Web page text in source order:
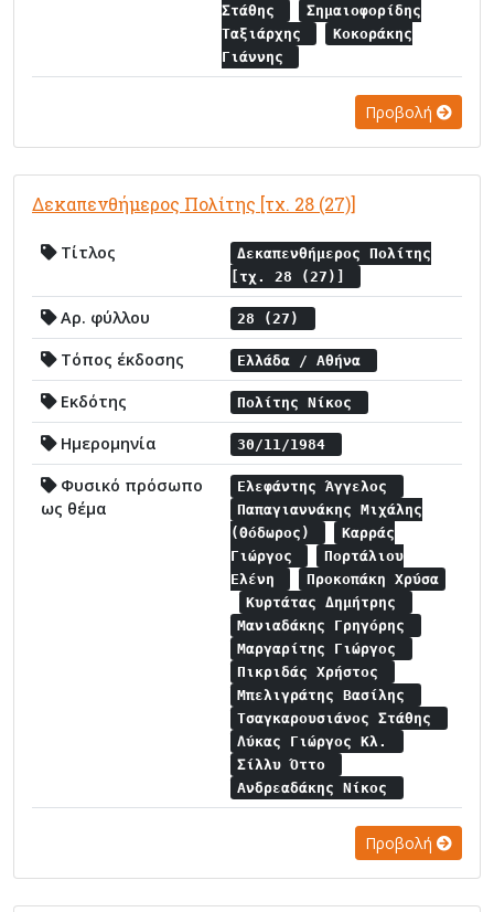
Στάθης
Σημαιοφορίδης
Ταξιάρχης
Κοκοράκης
Γιάννης
Προβολή
Δεκαπενθήμερος Πολίτης [τχ. 28 (27)]
Τίτλος
Δεκαπενθήμερος Πολίτης
[τχ. 28 (27)]
Αρ. φύλλου 28 (27)
Τόπος έκδοσης Ελλάδα / Αθήνα
Εκδότης Πολίτης Νίκος
Ημερομηνία 30/11/1984
Φυσικό πρόσωπο
ως θέμα
Ελεφάντης Άγγελος
Παπαγιαννάκης Μιχάλης
(Θόδωρος)
Καρράς
Γιώργος
Πορτάλιου
Ελένη
Προκοπάκη Χρύσα
Κυρτάτας Δημήτρης
Μανιαδάκης Γρηγόρης
Μαργαρίτης Γιώργος
Πικριδάς Χρήστος
Μπελιγράτης Βασίλης
Τσαγκαρουσιάνος Στάθης
Λύκας Γιώργος Κλ.
Σίλλυ Όττο
Ανδρεαδάκης Νίκος
Προβολή